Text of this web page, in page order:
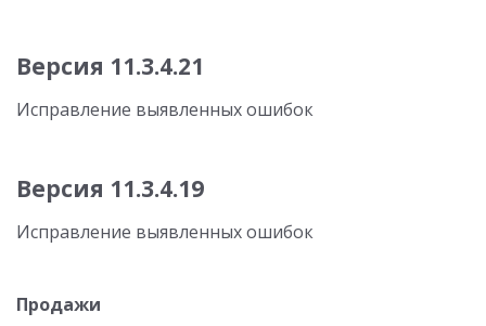
Версия 11.3.4.21
Исправление выявленных ошибок
Версия 11.3.4.19
Исправление выявленных ошибок
Продажи